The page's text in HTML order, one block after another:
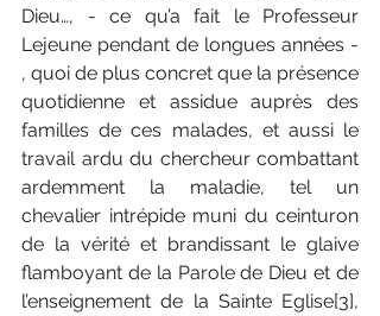
Dieu…, - ce qu’a fait le Professeur
Lejeune pendant de longues années -
, quoi de plus concret que la présence
quotidienne et assidue auprès des
familles de ces malades, et aussi le
travail ardu du chercheur combattant
ardemment la maladie, tel un
chevalier intrépide muni du ceinturon
de la vérité et brandissant le glaive
flamboyant de la Parole de Dieu et de
l’enseignement de la Sainte Eglise[3],